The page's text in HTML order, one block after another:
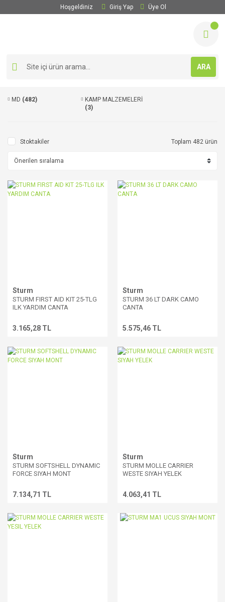
Hoşgeldiniz Giriş Yap Üye Ol
ARA
MD (482)
KAMP MALZEMELERİ
(3)
Stoktakiler Toplam 482 ürün
Sturm
STURM FIRST AID KIT 25-TLG
ILK YARDIM CANTA
3.165,28 TL
Sturm
STURM 36 LT DARK CAMO
CANTA
5.575,46 TL
Sturm
STURM SOFTSHELL DYNAMIC
FORCE SIYAH MONT
7.134,71 TL
Sturm
STURM MOLLE CARRIER
WESTE SIYAH YELEK
4.063,41 TL